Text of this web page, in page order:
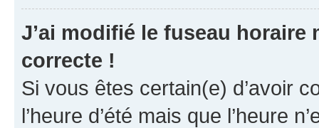
J’ai modifié le fuseau horaire
correcte !
Si vous êtes certain(e) d’avoir
l’heure d’été mais que l’heure